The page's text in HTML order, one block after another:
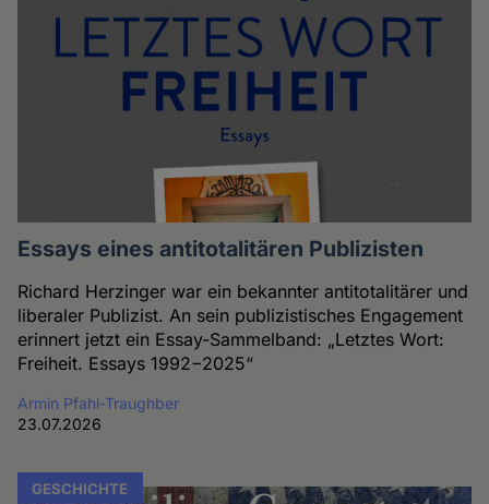
Essays eines antitotalitären Publizisten
Richard Herzinger war ein bekannter antitotalitärer und
liberaler Publizist. An sein publizistisches Engagement
erinnert jetzt ein Essay-Sammelband: „Letztes Wort:
Freiheit. Essays 1992−2025“
Armin Pfahl-Traughber
23.07.2026
GESCHICHTE